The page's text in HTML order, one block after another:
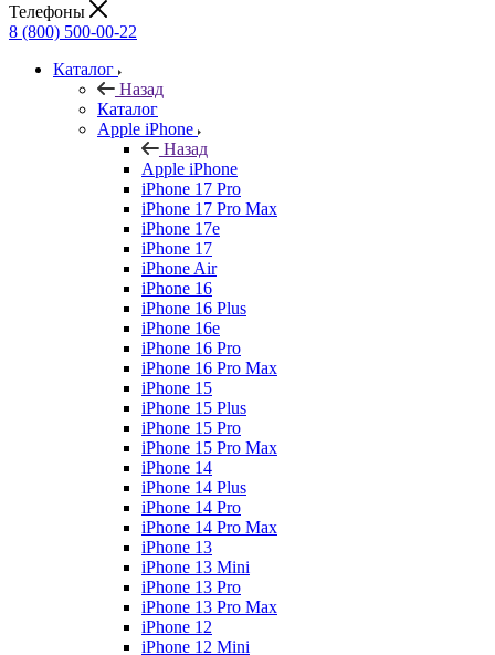
Телефоны
8 (800) 500-00-22
Каталог
Назад
Каталог
Apple iPhone
Назад
Apple iPhone
iPhone 17 Pro
iPhone 17 Pro Max
iPhone 17e
iPhone 17
iPhone Air
iPhone 16
iPhone 16 Plus
iPhone 16e
iPhone 16 Pro
iPhone 16 Pro Max
iPhone 15
iPhone 15 Plus
iPhone 15 Pro
iPhone 15 Pro Max
iPhone 14
iPhone 14 Plus
iPhone 14 Pro
iPhone 14 Pro Max
iPhone 13
iPhone 13 Mini
iPhone 13 Pro
iPhone 13 Pro Max
iPhone 12
iPhone 12 Mini